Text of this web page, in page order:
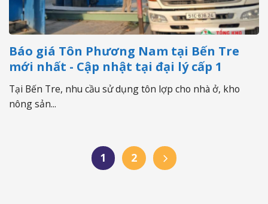
Báo giá Tôn Phương Nam tại Bến Tre
mới nhất - Cập nhật tại đại lý cấp 1
Tại Bến Tre, nhu cầu sử dụng tôn lợp cho nhà ở, kho
nông sản...
1 2